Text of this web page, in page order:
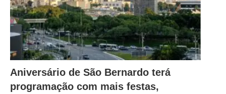
Aniversário de São Bernardo terá
programação com mais festas,